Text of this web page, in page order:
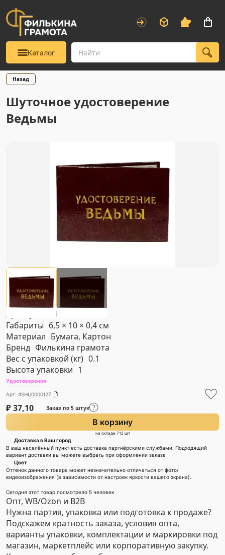
Каталог
Назад
Шуточное удостоверение
Ведьмы
Артикул
#SHU0000127
Габариты 6,5 × 10 × 0,4 см
Материал Бумага, Картон
Бренд Филькина грамота
Вес с упаковкой (кг) 0.1
Высота упаковки 1
Удостоверения
Арт. #SHU0000127
₽37,10 Заказ по 5 штук
В корзину
на складе 712 шт
Доставка в Ваш город
В ваш населённый пункт есть доставка партнёрскими службами. Подходящий
вариант доставки вы можете выбрать при оформлении заказа
Цвет
Оттенок данного товара может незначительно отличаться от фото/
видеоизображения (в зависимости от настроек яркости вашего экрана).
Сегодня этот товар посмотрело 5 человек
Опт, WB/Ozon и B2B
Нужна партия, упаковка или подготовка к продаже?
Подскажем кратность заказа, условия опта,
варианты упаковки, комплектации и маркировки под
магазин, маркетплейс или корпоративную закупку.